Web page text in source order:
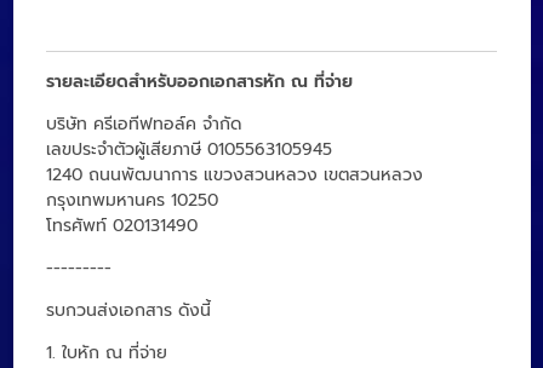
รายละเอียดสำหรับออกเอกสารหัก ณ ที่จ่าย
บริษัท ครีเอทีฟทอล์ค จำกัด
เลขประจำตัวผู้เสียภาษี 0105563105945
1240 ถนนพัฒนาการ แขวงสวนหลวง เขตสวนหลวง
กรุงเทพมหานคร 10250
โทรศัพท์ 020131490
---------
รบกวนส่งเอกสาร ดังนี้
1. ใบหัก ณ ที่จ่าย